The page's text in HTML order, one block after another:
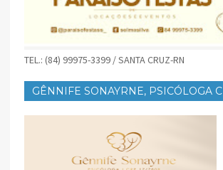
TEL.: (84) 99975-3399 / SANTA CRUZ-RN
GÊNNIFE SONAYRNE, PSICÓLOGA